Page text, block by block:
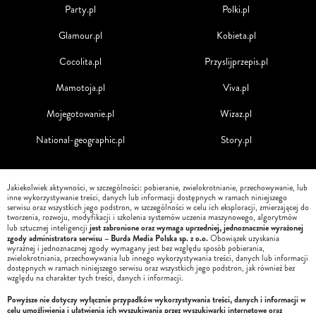
Party.pl
Glamour.pl
Cocolita.pl
Mamotoja.pl
Mojegotowanie.pl
National-geographic.pl
Polki.pl
Kobieta.pl
Przyslijprzepis.pl
Viva.pl
Wizaz.pl
Story.pl
Jakiekolwiek aktywności, w szczególności: pobieranie, zwielokrotnianie, przechowywanie, lub
inne wykorzystywanie treści, danych lub informacji dostępnych w ramach niniejszego
serwisu oraz wszystkich jego podstron, w szczególności w celu ich eksploracji, zmierzającej do
tworzenia, rozwoju, modyfikacji i szkolenia systemów uczenia maszynowego, algorytmów
lub sztucznej inteligencji jest zabronione oraz wymaga uprzedniej, jednoznacznie wyrażonej
zgody administratora serwisu – Burda Media Polska sp. z o.o.Obowiązek uzyskania
wyraźnej i jednoznacznej zgody wymagany jest bez względu sposób pobierania,
zwielokrotniania, przechowywania lub innego wykorzystywania treści, danych lub informacji
dostępnych w ramach niniejszego serwisu oraz wszystkich jego podstron, jak również bez
względu na charakter tych treści, danych i informacji.
Powyższe nie dotyczy wyłącznie przypadków wykorzystywania treści, danych i informacji w
celu umożliwienia i ułatwienia ich wyszukiwania przez wyszukiwarki internetowe oraz